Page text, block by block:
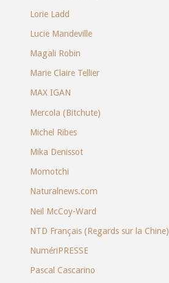
Lorie Ladd
Lucie Mandeville
Magali Robin
Marie Claire Tellier
MAX IGAN
Mercola (Bitchute)
Michel Ribes
Mika Denissot
Momotchi
Naturalnews.com
Neil McCoy-Ward
NTD Français (Regards sur la Chine)
NumériPRESSE
Pascal Cascarino